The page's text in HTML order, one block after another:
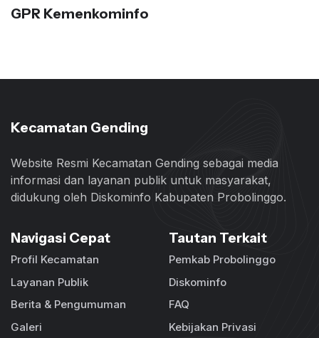
GPR Kemenkominfo
Kecamatan Gending
Website Resmi Kecamatan Gending sebagai media
informasi dan layanan publik untuk masyarakat,
didukung oleh Diskominfo Kabupaten Probolinggo.
Navigasi Cepat
Profil Kecamatan
Layanan Publik
Berita & Pengumuman
Galeri
Tautan Terkait
Pemkab Probolinggo
Diskominfo
FAQ
Kebijakan Privasi